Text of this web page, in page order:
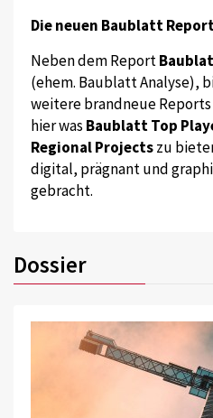
Die neuen Baublatt
Neben dem Report
(ehem. Baublatt Analyse),
weitere brandneue Reports
hier was Baublatt Top
Regional Projectszu
digital, prägnant und
gebracht.
Dossier